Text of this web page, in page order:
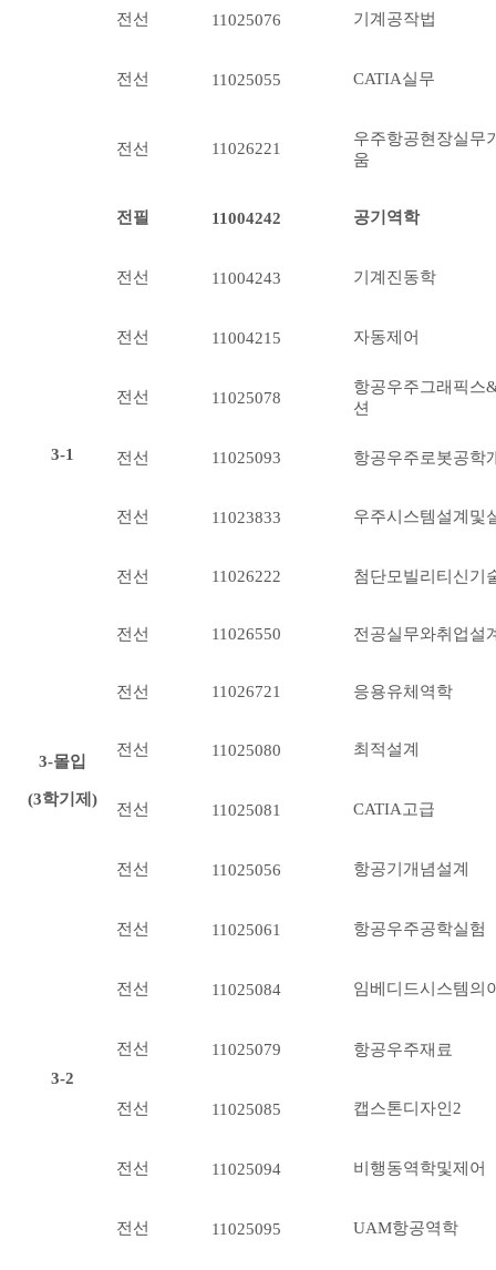
전선 11025076 기계공작법
전선 11025055 CATIA실무
전선 11026221
우주항공현장실무
움
3-1
전필 11004242 공기역학
전선 11004243 기계진동학
전선 11004215 자동제어
전선 11025078
항공우주그래픽스
션
전선 11025093 항공우주로봇공학
전선 11023833 우주시스템설계및
전선 11026222 첨단모빌리티신기
전선 11026550 전공실무와취업설
전선 11026721 응용유체역학
3-몰입
(3학기제)
전선 11025080 최적설계
전선 11025081 CATIA고급
3-2
전선 11025056 항공기개념설계
전선 11025061 항공우주공학실험
전선 11025084 임베디드시스템의
전선 11025079 항공우주재료
전선 11025085 캡스톤디자인2
전선 11025094 비행동역학및제어
전선 11025095 UAM항공역학